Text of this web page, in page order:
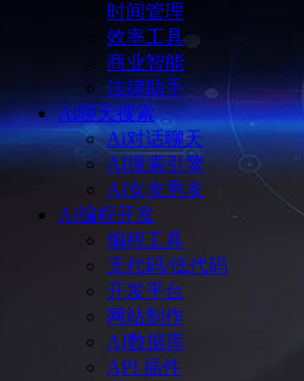
时间管理
效率工具
商业智能
法律助手
Ai聊天搜索
Ai对话聊天
AI搜索引擎
AI女友男友
Ai编程开发
编程工具
无代码/低代码
开发平台
网站制作
AI数据库
API 插件